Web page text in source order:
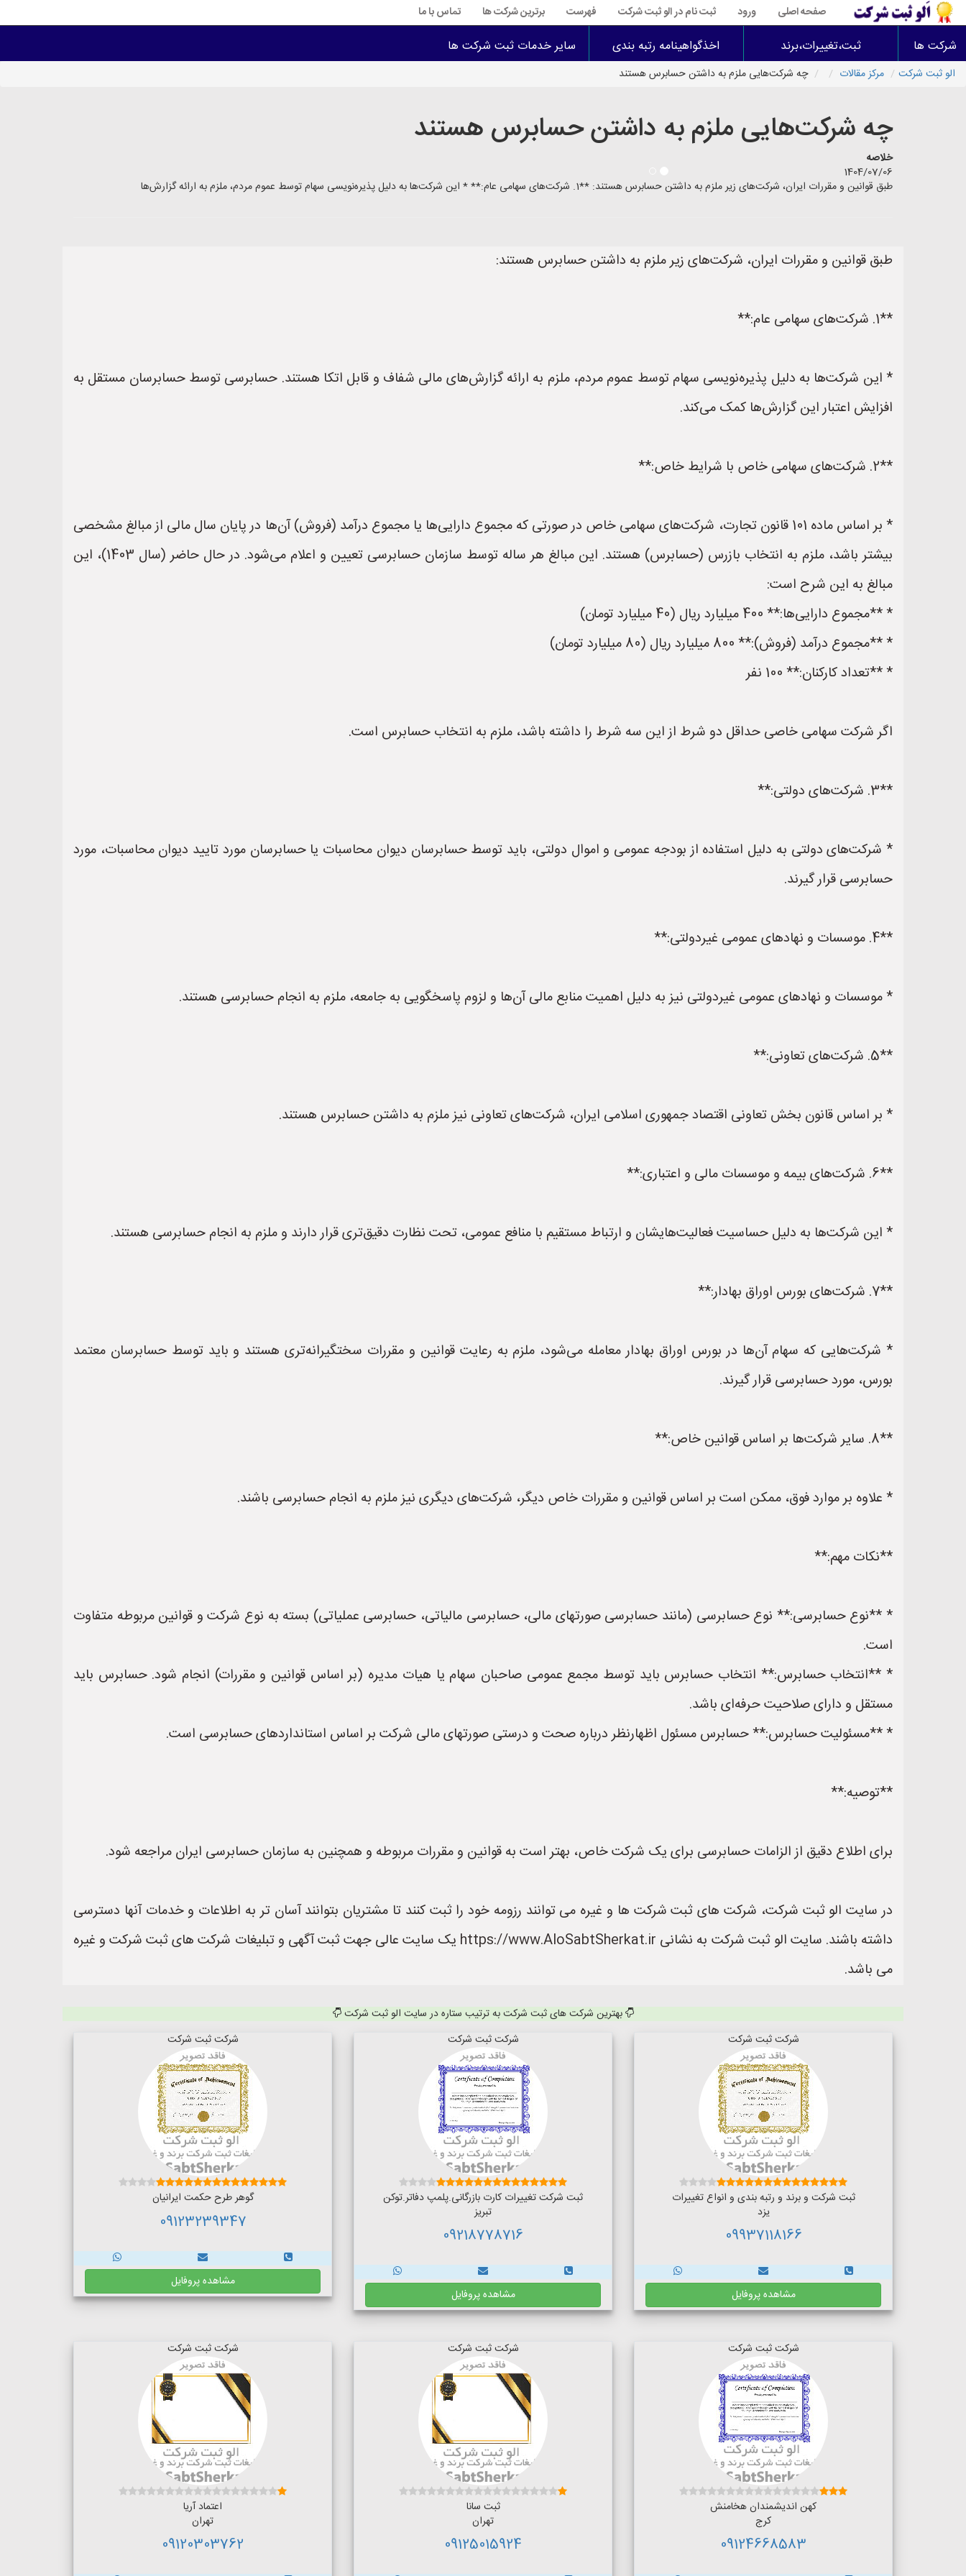
صفحه اصلی ورود ثبت نام در الو ثبت شرکت فهرست برترین شرکت ها تماس با ما
شرکت ها ثبت،تغییرات،برند اخذگواهینامه رتبه بندی سایر خدمات ثبت شرکت ها
الو ثبت شرکت مرکز مقالات چه شرکت‌هایی ملزم به داشتن حسابرس هستند
چه شرکت‌هایی ملزم به داشتن حسابرس هستند
خلاصه
1404/07/06
طبق قوانین و مقررات ایران، شرکت‌های زیر ملزم به داشتن حسابرس هستند: **1. شرکت‌های سهامی عام:** * این شرکت‌ها به دلیل پذیره‌نویسی سهام توسط عموم مردم، ملزم به ارائه گزارش‌ها
طبق قوانین و مقررات ایران، شرکت‌های زیر ملزم به داشتن حسابرس هستند:
**1. شرکت‌های سهامی عام:**
* این شرکت‌ها به دلیل پذیره‌نویسی سهام توسط عموم مردم، ملزم به ارائه گزارش‌های مالی شفاف و قابل اتکا هستند. حسابرسی توسط حسابرسان مستقل به
افزایش اعتبار این گزارش‌ها کمک می‌کند.
**2. شرکت‌های سهامی خاص با شرایط خاص:**
* بر اساس ماده 101 قانون تجارت، شرکت‌های سهامی خاص در صورتی که مجموع دارایی‌ها یا مجموع درآمد (فروش) آن‌ها در پایان سال مالی از مبالغ مشخصی
بیشتر باشد، ملزم به انتخاب بازرس (حسابرس) هستند. این مبالغ هر ساله توسط سازمان حسابرسی تعیین و اعلام می‌شود. در حال حاضر (سال 1403)، این
مبالغ به این شرح است:
* **مجموع دارایی‌ها:** 400 میلیارد ریال (40 میلیارد تومان)
* **مجموع درآمد (فروش):** 800 میلیارد ریال (80 میلیارد تومان)
* **تعداد کارکنان:** 100 نفر
اگر شرکت سهامی خاصی حداقل دو شرط از این سه شرط را داشته باشد، ملزم به انتخاب حسابرس است.
**3. شرکت‌های دولتی:**
* شرکت‌های دولتی به دلیل استفاده از بودجه عمومی و اموال دولتی، باید توسط حسابرسان دیوان محاسبات یا حسابرسان مورد تایید دیوان محاسبات، مورد
حسابرسی قرار گیرند.
**4. موسسات و نهادهای عمومی غیردولتی:**
* موسسات و نهادهای عمومی غیردولتی نیز به دلیل اهمیت منابع مالی آن‌ها و لزوم پاسخگویی به جامعه، ملزم به انجام حسابرسی هستند.
**5. شرکت‌های تعاونی:**
* بر اساس قانون بخش تعاونی اقتصاد جمهوری اسلامی ایران، شرکت‌های تعاونی نیز ملزم به داشتن حسابرس هستند.
**6. شرکت‌های بیمه و موسسات مالی و اعتباری:**
* این شرکت‌ها به دلیل حساسیت فعالیت‌هایشان و ارتباط مستقیم با منافع عمومی، تحت نظارت دقیق‌تری قرار دارند و ملزم به انجام حسابرسی هستند.
**7. شرکت‌های بورس اوراق بهادار:**
* شرکت‌هایی که سهام آن‌ها در بورس اوراق بهادار معامله می‌شود، ملزم به رعایت قوانین و مقررات سختگیرانه‌تری هستند و باید توسط حسابرسان معتمد
بورس، مورد حسابرسی قرار گیرند.
**8. سایر شرکت‌ها بر اساس قوانین خاص:**
* علاوه بر موارد فوق، ممکن است بر اساس قوانین و مقررات خاص دیگر، شرکت‌های دیگری نیز ملزم به انجام حسابرسی باشند.
**نکات مهم:**
* **نوع حسابرسی:** نوع حسابرسی (مانند حسابرسی صورتهای مالی، حسابرسی مالیاتی، حسابرسی عملیاتی) بسته به نوع شرکت و قوانین مربوطه متفاوت
است.
* **انتخاب حسابرس:** انتخاب حسابرس باید توسط مجمع عمومی صاحبان سهام یا هیات مدیره (بر اساس قوانین و مقررات) انجام شود. حسابرس باید
مستقل و دارای صلاحیت حرفه‌ای باشد.
* **مسئولیت حسابرس:** حسابرس مسئول اظهارنظر درباره صحت و درستی صورتهای مالی شرکت بر اساس استانداردهای حسابرسی است.
**توصیه:**
برای اطلاع دقیق از الزامات حسابرسی برای یک شرکت خاص، بهتر است به قوانین و مقررات مربوطه و همچنین به سازمان حسابرسی ایران مراجعه شود.
در سایت الو ثبت شرکت، شرکت های ثبت شرکت ها و غیره می توانند رزومه خود را ثبت کنند تا مشتریان بتوانند آسان تر به اطلاعات و خدمات آنها دسترسی
داشته باشند. سایت الو ثبت شرکت به نشانی https://www.AloSabtSherkat.ir یک سایت عالی جهت ثبت آگهی و تبلیغات شرکت های ثبت شرکت و غیره
می باشد.
بهترین شرکت های ثبت شرکت به ترتیب ستاره در سایت الو ثبت شرکت
شرکت ثبت شرکت
ثبت شرکت و برند و رتبه بندی و انواع تغییرات
یزد
09937118166
مشاهده پروفایل
شرکت ثبت شرکت
ثبت شرکت تغییرات کارت بازرگانی.پلمپ دفاتر.توکن
تبریز
09218778716
مشاهده پروفایل
شرکت ثبت شرکت
گوهر طرح حکمت ایرانیان
09123239347
مشاهده پروفایل
شرکت ثبت شرکت
کهن اندیشمندان هخامنش
کرج
09124668583
شرکت ثبت شرکت
ثبت سانا
تهران
09125015924
شرکت ثبت شرکت
اعتماد آریا
تهران
09120303762